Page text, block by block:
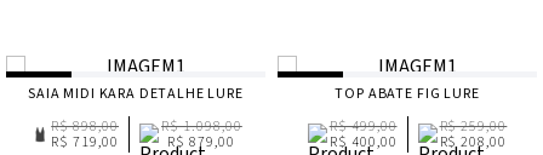
SAIA MIDI KARA DETALHE LURE
R$ 898,00
R$ 719,00
R$ 1.098,00
R$ 879,00
TOP ABATE FIG LURE
R$ 499,00
R$ 400,00
R$ 259,00
R$ 208,00